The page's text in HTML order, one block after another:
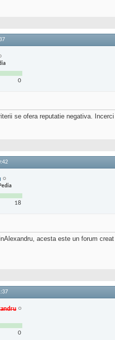
0
se ofera reputatie negativa.
18
acesta este un forum
0